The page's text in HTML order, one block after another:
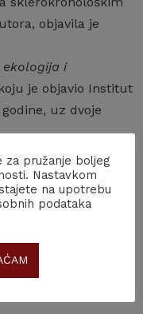
objavila je
ekologija i
koju je objavio Institut
uz dvoje
za pružanje boljeg
Nastavkom
na upotrebu
podataka